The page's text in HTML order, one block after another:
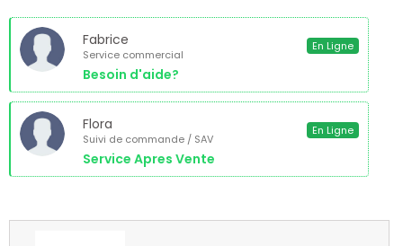
Fabrice
Service commercial
Besoin d'aide?
En Ligne
Flora
Suivi de commande / SAV
Service Apres Vente
En Ligne